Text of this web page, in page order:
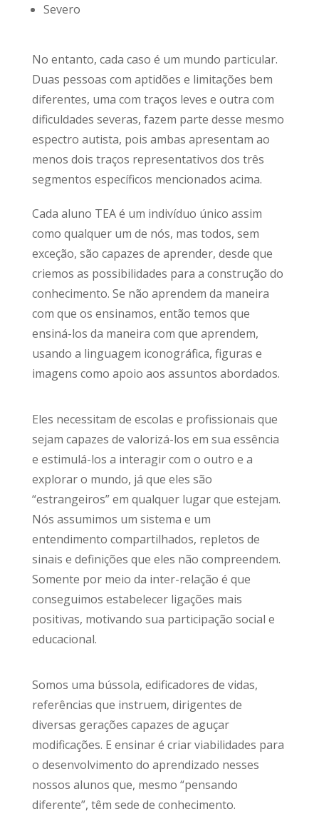
Severo
No entanto, cada caso é um mundo particular.
Duas pessoas com aptidões e limitações bem
diferentes, uma com traços leves e outra com
dificuldades severas, fazem parte desse mesmo
espectro autista, pois ambas apresentam ao
menos dois traços representativos dos três
segmentos específicos mencionados acima.
Cada aluno TEA é um indivíduo único assim
como qualquer um de nós, mas todos, sem
exceção, são capazes de aprender, desde que
criemos as possibilidades para a construção do
conhecimento. Se não aprendem da maneira
com que os ensinamos, então temos que
ensiná-los da maneira com que aprendem,
usando a linguagem iconográfica, figuras e
imagens como apoio aos assuntos abordados.
Eles necessitam de escolas e profissionais que
sejam capazes de valorizá-los em sua essência
e estimulá-los a interagir com o outro e a
explorar o mundo, já que eles são
“estrangeiros” em qualquer lugar que estejam.
Nós assumimos um sistema e um
entendimento compartilhados, repletos de
sinais e definições que eles não compreendem.
Somente por meio da inter-relação é que
conseguimos estabelecer ligações mais
positivas, motivando sua participação social e
educacional.
Somos uma bússola, edificadores de vidas,
referências que instruem, dirigentes de
diversas gerações capazes de aguçar
modificações. E ensinar é criar viabilidades para
o desenvolvimento do aprendizado nesses
nossos alunos que, mesmo “pensando
diferente”, têm sede de conhecimento.